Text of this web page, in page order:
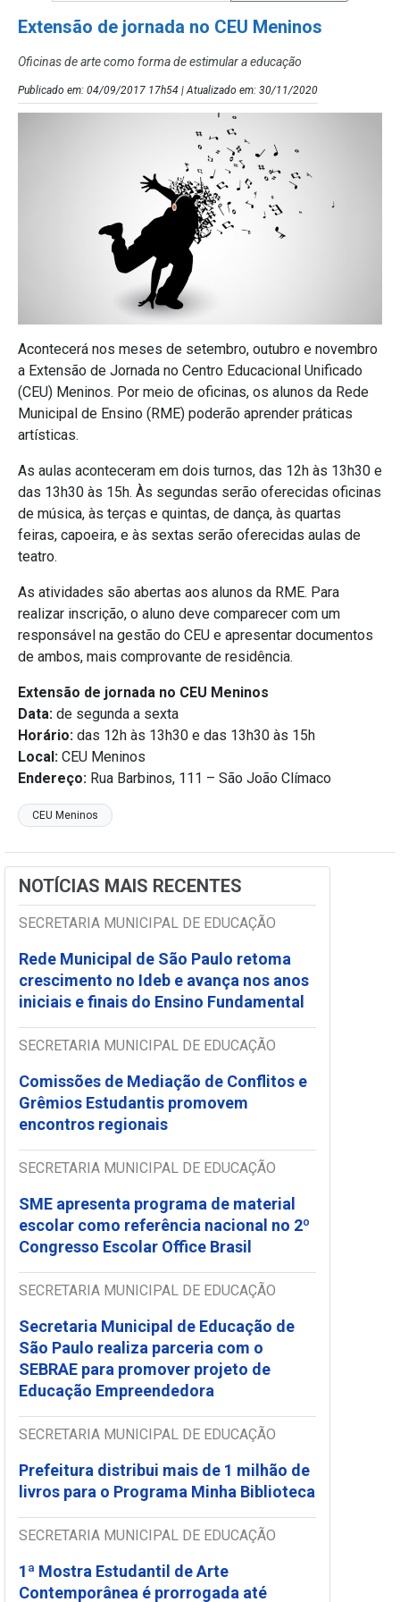
Extensão de jornada no CEU Meninos
Oficinas de arte como forma de estimular a educação
Publicado em: 04/09/2017 17h54 | Atualizado em: 30/11/2020
Acontecerá nos meses de setembro, outubro e novembro
a Extensão de Jornada no Centro Educacional Unificado
(CEU) Meninos. Por meio de oficinas, os alunos da Rede
Municipal de Ensino (RME) poderão aprender práticas
artísticas.
As aulas aconteceram em dois turnos, das 12h às 13h30 e
das 13h30 às 15h. Às segundas serão oferecidas oficinas
de música, às terças e quintas, de dança, às quartas
feiras, capoeira, e às sextas serão oferecidas aulas de
teatro.
As atividades são abertas aos alunos da RME. Para
realizar inscrição, o aluno deve comparecer com um
responsável na gestão do CEU e apresentar documentos
de ambos, mais comprovante de residência.
Extensão de jornada no CEU Meninos
Data: de segunda a sexta
Horário: das 12h às 13h30 e das 13h30 às 15h
Local: CEU Meninos
Endereço: Rua Barbinos, 111 – São João Clímaco
CEU Meninos
NOTÍCIAS MAIS RECENTES
SECRETARIA MUNICIPAL DE EDUCAÇÃO
Rede Municipal de São Paulo retoma
crescimento no Ideb e avança nos anos
iniciais e finais do Ensino Fundamental
SECRETARIA MUNICIPAL DE EDUCAÇÃO
Comissões de Mediação de Conflitos e
Grêmios Estudantis promovem
encontros regionais
SECRETARIA MUNICIPAL DE EDUCAÇÃO
SME apresenta programa de material
escolar como referência nacional no 2º
Congresso Escolar Office Brasil
SECRETARIA MUNICIPAL DE EDUCAÇÃO
Secretaria Municipal de Educação de
São Paulo realiza parceria com o
SEBRAE para promover projeto de
Educação Empreendedora
SECRETARIA MUNICIPAL DE EDUCAÇÃO
Prefeitura distribui mais de 1 milhão de
livros para o Programa Minha Biblioteca
SECRETARIA MUNICIPAL DE EDUCAÇÃO
1ª Mostra Estudantil de Arte
Contemporânea é prorrogada até